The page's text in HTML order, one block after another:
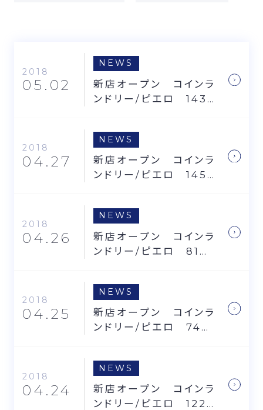
2018
05.02
NEWS
新店オープン コインラ
ンドリー/ピエロ 143
2018
04.27
NEWS
新店オープン コインラ
ンドリー/ピエロ 145
2018
04.26
NEWS
新店オープン コインラ
ンドリー/ピエロ 81号
2018
04.25
NEWS
新店オープン コインラ
ンドリー/ピエロ 74号
2018
04.24
NEWS
新店オープン コインラ
ンドリー/ピエロ 122